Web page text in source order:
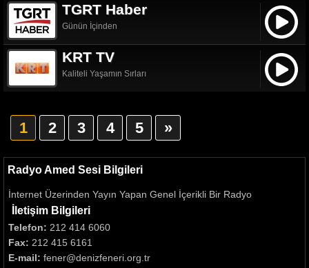
TGRT Haber
Günün İçinden
KRT TV
Kaliteli Yaşamın Sırları
1 2 3 4 5 »
Radyo Amed Sesi Bilgileri
İnternet Üzerinden Yayın Yapan Genel İçerikli Bir Radyo
İletişim Bilgileri
Telefon: 212 414 6060
Fax: 212 415 6161
E-mail: fener@denizfeneri.org.tr